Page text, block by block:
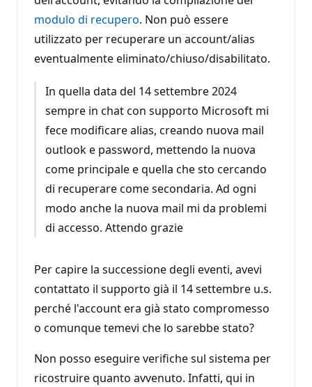
modulo di recupero. Non può essere
utilizzato per recuperare un account/alias
eventualmente eliminato/chiuso/disabilitato.
In quella data del 14 settembre 2024
sempre in chat con supporto Microsoft mi
fece modificare alias, creando nuova mail
outlook e password, mettendo la nuova
come principale e quella che sto cercando
di recuperare come secondaria. Ad ogni
modo anche la nuova mail mi da problemi
di accesso. Attendo grazie
Per capire la successione degli eventi, avevi
contattato il supporto già il 14 settembre u.s.
perché l'account era già stato compromesso
o comunque temevi che lo sarebbe stato?
Non posso eseguire verifiche sul sistema per
ricostruire quanto avvenuto. Infatti, qui in